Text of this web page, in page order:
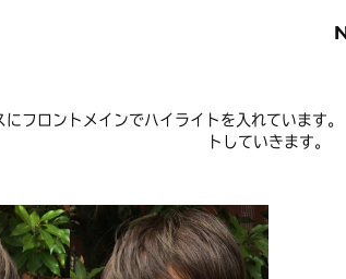
フロントメインでハイライトを入れています
トしていきます。